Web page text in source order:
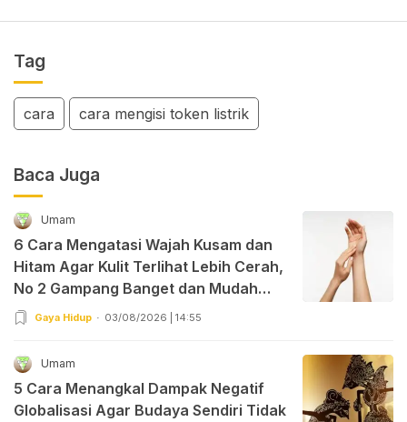
Tag
cara cara mengisi token listrik
Baca Juga
Umam
6 Cara Mengatasi Wajah Kusam dan
Hitam Agar Kulit Terlihat Lebih Cerah,
No 2 Gampang Banget dan Mudah
Dipraktekkan!
Gaya Hidup 03/08/2026 | 14:55
Umam
5 Cara Menangkal Dampak Negatif
Globalisasi Agar Budaya Sendiri Tidak